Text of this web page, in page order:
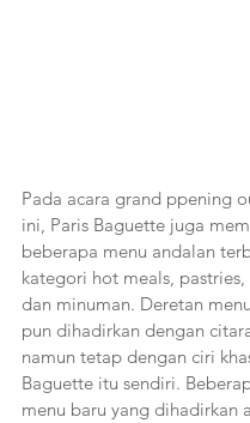
Pada acara grand ppening
ini, Paris Baguette juga
beberapa menu andalan
kategori hot meals, pastries,
dan minuman. Deretan
pun dihadirkan dengan
namun tetap dengan ciri
Baguette itu sendiri.
menu baru yang dihadirkan